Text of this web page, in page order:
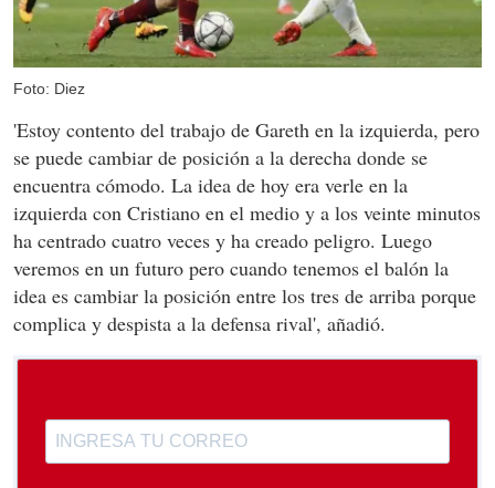
Foto: Diez
'Estoy contento del trabajo de Gareth en la izquierda, pero
se puede cambiar de posición a la derecha donde se
encuentra cómodo. La idea de hoy era verle en la
izquierda con Cristiano en el medio y a los veinte minutos
ha centrado cuatro veces y ha creado peligro. Luego
veremos en un futuro pero cuando tenemos el balón la
idea es cambiar la posición entre los tres de arriba porque
complica y despista a la defensa rival', añadió.